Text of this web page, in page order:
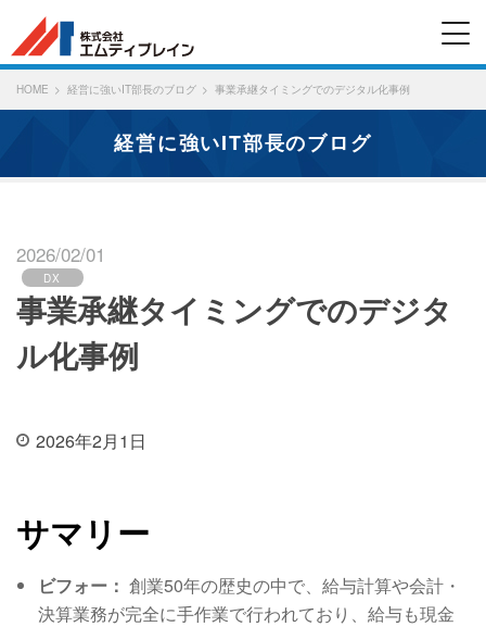
HOME 経営に強いIT部長のブログ 事業承継タイミングでのデジタル化事例
経営に強いIT部長のブログ
2026/02/01
DX
事業承継タイミングでのデジタ
ル化事例
2026年2月1日
サマリー
ビフォー： 創業50年の歴史の中で、給与計算や会計・
決算業務が完全に手作業で行われており、給与も現金